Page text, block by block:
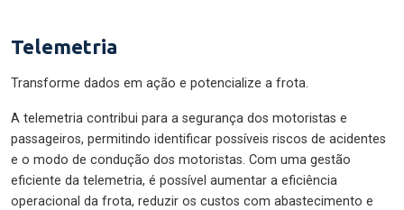
Telemetria
Transforme dados em ação e potencialize a frota.
A telemetria contribui para a segurança dos motoristas e
passageiros, permitindo identificar possíveis riscos de acidentes
e o modo de condução dos motoristas. Com uma gestão
eficiente da telemetria, é possível aumentar a eficiência
operacional da frota, reduzir os custos com abastecimento e